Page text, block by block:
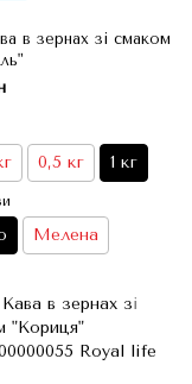
в зернах зі смаком
0,5 кг 1 кг
Мелена